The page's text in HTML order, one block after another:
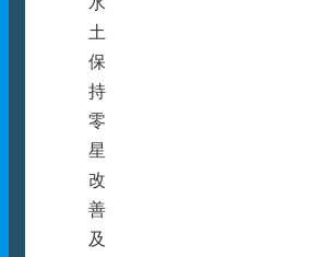
土
保
持
零
星
改
善
及